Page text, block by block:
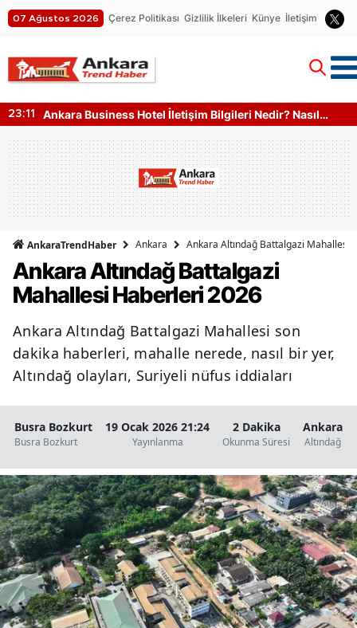
07 Ağustos 2026 Çerez Politikası Gizlilik İlkeleri Künye İletişim
23:11
Ankara Business Hotel İletişim Bilgileri Nedir? Nasıl
AnkaraTrendHaber Ankara Ankara Altındağ Battalgazi Mahallesi
Ankara Altındağ Battalgazi
Mahallesi Haberleri 2026
Ankara Altındağ Battalgazi Mahallesi son
dakika haberleri, mahalle nerede, nasıl bir yer,
Altındağ olayları, Suriyeli nüfus iddiaları
Busra Bozkurt
Busra Bozkurt
19 Ocak 2026 21:24
Yayınlanma
2 Dakika
Okunma Süresi
Ankara
Altındağ